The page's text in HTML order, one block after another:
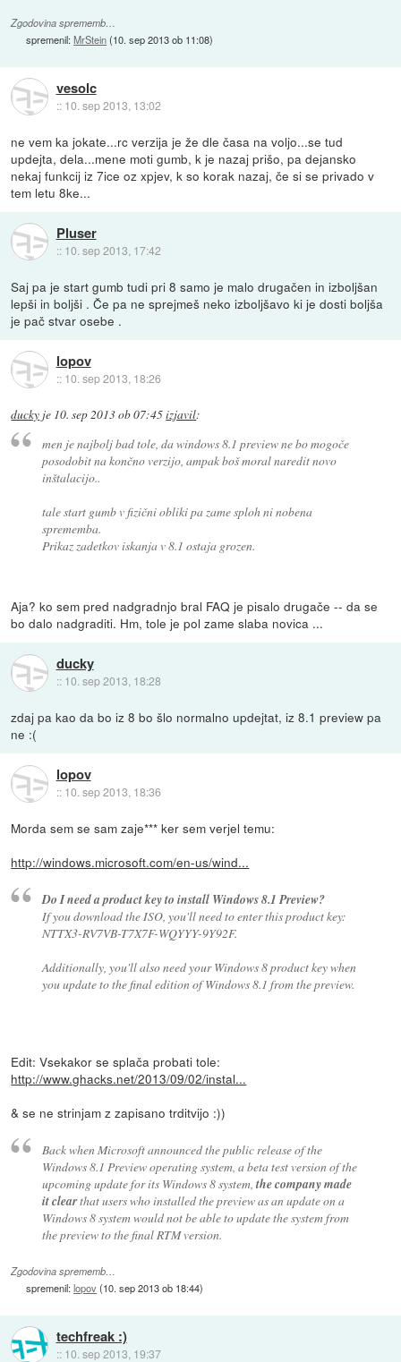
Zgodovina sprememb…
spremenil:MrStein(10. sep 2013 ob 11:08)
vesolc
:: 10. sep 2013, 13:02
ne vem ka jokate...rc verzija je že dle časa na voljo...se tud
updejta, dela...mene moti gumb, k je nazaj prišo, pa dejansko
nekaj funkcij iz 7ice oz xpjev, k so korak nazaj, če si se privado v
tem letu 8ke...
Pluser
:: 10. sep 2013, 17:42
Saj pa je start gumb tudi pri 8 samo je malo drugačen in izboljšan
lepši in boljši . Če pa ne sprejmeš neko izboljšavo ki je dosti boljša
je pač stvar osebe .
lopov
:: 10. sep 2013, 18:26
ducky je 10. sep 2013 ob 07:45izjavil:
men je najbolj bad tole, da windows 8.1 preview ne bo mogoče
posodobit na končno verzijo, ampak boš moral naredit novo
inštalacijo..
tale start gumb v fizični obliki pa zame sploh ni nobena
sprememba.
Prikaz zadetkov iskanja v 8.1 ostaja grozen.
Aja? ko sem pred nadgradnjo bral FAQ je pisalo drugače -- da se
bo dalo nadgraditi. Hm, tole je pol zame slaba novica ...
ducky
:: 10. sep 2013, 18:28
zdaj pa kao da bo iz 8 bo šlo normalno updejtat, iz 8.1 preview pa
ne :(
lopov
:: 10. sep 2013, 18:36
Morda sem se sam zaje*** ker sem verjel temu:
http://windows.microsoft.com/en-us/wind...
Do I need a product key to install Windows 8.1 Preview?
If you download the ISO, you'll need to enter this product key:
NTTX3-RV7VB-T7X7F-WQYYY-9Y92F.
Additionally, you'll also need your Windows 8 product key when
you update to the final edition of Windows 8.1 from the preview.
Edit: Vsekakor se splača probati tole:
http://www.ghacks.net/2013/09/02/instal...
& se ne strinjam z zapisano trditvijo :))
Back when Microsoft announced the public release of the
Windows 8.1 Preview operating system, a beta test version of the
upcoming update for its Windows 8 system, the company made
it clearthat users who installed the preview as an update on a
Windows 8 system would not be able to update the system from
the preview to the final RTM version.
Zgodovina sprememb…
spremenil:lopov(10. sep 2013 ob 18:44)
techfreak :)
:: 10. sep 2013, 19:37